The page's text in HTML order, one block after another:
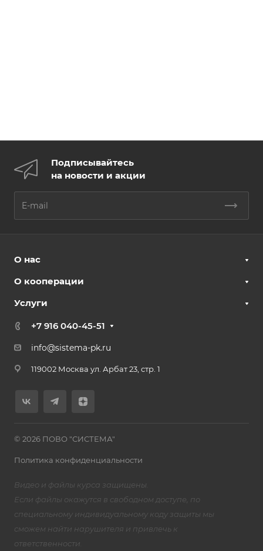
Подписывайтесь
на новости и акции
О нас
О кооперации
Услуги
+7 916 040-45-51
info@sistema-pk.ru
119002 Москва ул. Арбат 23, стр. 1
© 2026 ПОВО "СИСТЕМА"
Политика конфиденциальности
Видео и файлы курса защищены.
Если файлы окажутся в свободном доступе, по
специальному индивидуальному коду защиты мы
сможем найти нарушителя и привлечь к
ответственности.